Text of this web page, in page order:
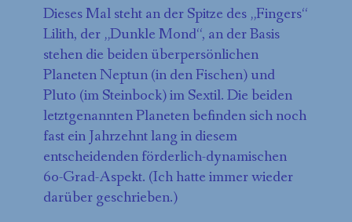
Dieses Mal steht an der Spitze des „Fingers“
Lilith, der „Dunkle Mond“, an der Basis
stehen die beiden überpersönlichen
Planeten Neptun (in den Fischen) und
Pluto (im Steinbock) im Sextil. Die beiden
letztgenannten Planeten befinden sich noch
fast ein Jahrzehnt lang in diesem
entscheidenden förderlich-dynamischen
60-Grad-Aspekt. (Ich hatte immer wieder
darüber geschrieben.)